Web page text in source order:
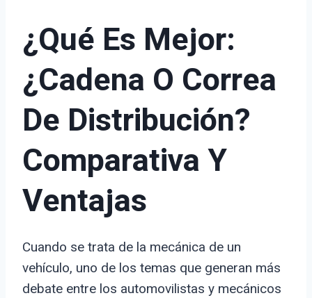
¿Qué Es Mejor:
¿Cadena O Correa
De Distribución?
Comparativa Y
Ventajas
Cuando se trata de la mecánica de un
vehículo, uno de los temas que generan más
debate entre los automovilistas y mecánicos